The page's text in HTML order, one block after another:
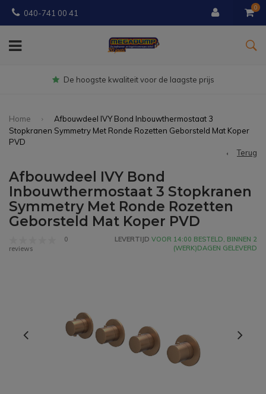
040-741 00 41
0
Gratisbezorgd vanaf € 150
Home
Afbouwdeel IVY Bond Inbouwthermostaat 3
Stopkranen Symmetry Met Ronde Rozetten Geborsteld Mat Koper
PVD
Terug
Afbouwdeel IVY Bond
Inbouwthermostaat 3 Stopkranen
Symmetry Met Ronde Rozetten
Geborsteld Mat Koper PVD
0
reviews
LEVERTIJD VOOR 14:00 BESTELD, BINNEN 2
(WERK)DAGEN GELEVERD